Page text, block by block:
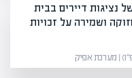
נציגות דיירים בבית
ושמירה על זכויות